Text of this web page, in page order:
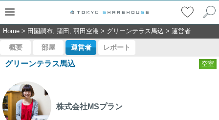
Home > 田園調布, 蒲田, 羽田空港 > グリーンテラス馬込 > 運営者
概要 部屋 運営者 レポート
グリーンテラス馬込 空室
株式会社MSプラン